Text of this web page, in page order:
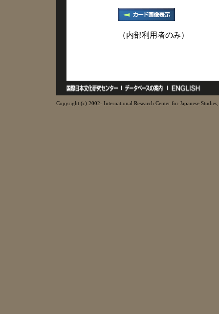
（内部利用者のみ）
Copyright (c) 2002- International Research Center for Japanese